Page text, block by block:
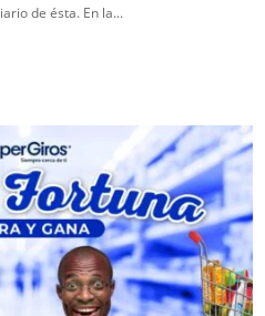
de ésta. En la...